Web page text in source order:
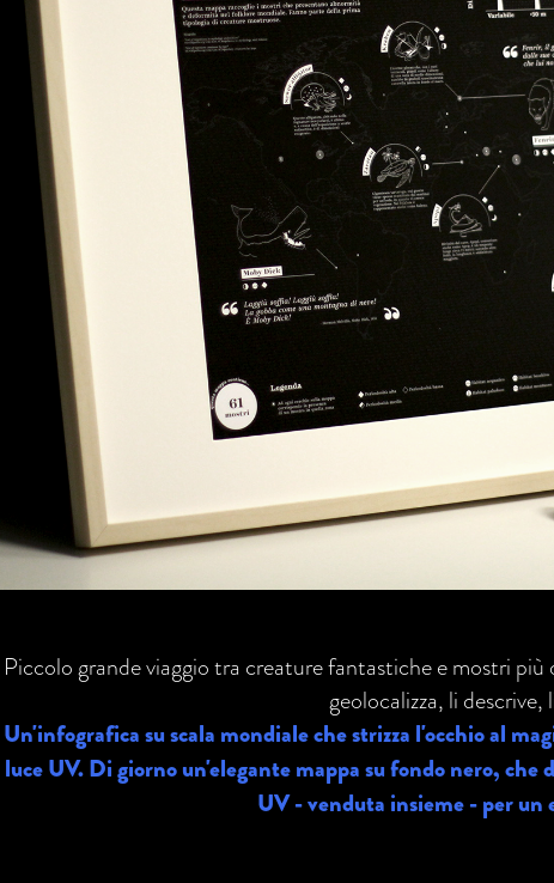
Piccolo grande viaggio tra creature fantastiche e mostri
geolocalizza, li descrive,
Un'infografica su scala mondiale che strizza l'occhio al
luce UV. Di giorno un'elegante mappa su fondo nero,
UV - venduta insieme - per un